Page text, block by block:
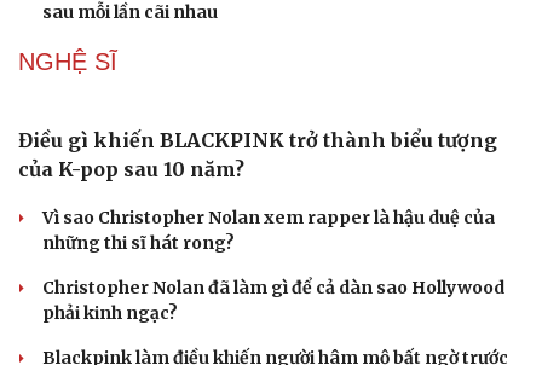
sau mỗi lần cãi nhau
NGHỆ SĨ
Điều gì khiến BLACKPINK trở thành biểu tượng
của K-pop sau 10 năm?
Vì sao Christopher Nolan xem rapper là hậu duệ của
những thi sĩ hát rong?
Christopher Nolan đã làm gì để cả dàn sao Hollywood
phải kinh ngạc?
Blackpink làm điều khiến người hâm mộ bất ngờ trước